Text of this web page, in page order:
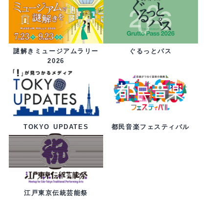
謎解きミュージアムラリー
2026
ぐるっとパス
TOKYO UPDATES 都民音楽フェスティバル
江戸東京伝統芸能祭